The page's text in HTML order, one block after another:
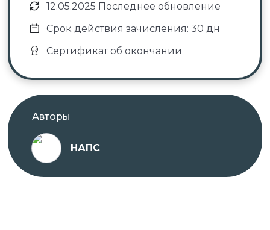
12.05.2025 Последнее обновление
Срок действия зачисления: 30 дн
Сертификат об окончании
Авторы
НАПС